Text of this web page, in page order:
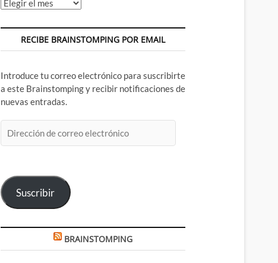
Archivos
RECIBE BRAINSTOMPING POR EMAIL
Introduce tu correo electrónico para suscribirte
a este Brainstomping y recibir notificaciones de
nuevas entradas.
de
Suscribir
BRAINSTOMPING